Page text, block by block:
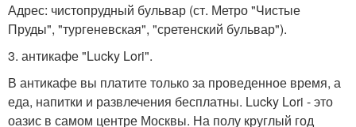
Адрес: чистопрудный бульвар (ст. Метро "Чистые
Пруды", "тургеневская", "сретенский бульвар").
3. антикафе "Lucky Lori".
В антикафе вы платите только за проведенное время, а
еда, напитки и развлечения бесплатны. Lucky Lori - это
оазис в самом центре Москвы. На полу круглый год